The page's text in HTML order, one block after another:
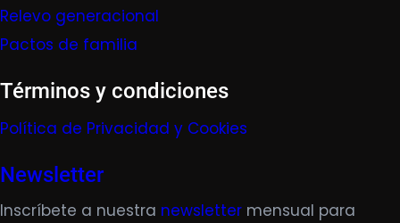
Relevo generacional
Pactos de familia
Términos y condiciones
Política de Privacidad y Cookies
Newsletter
Inscríbete a nuestra newsletter mensual para